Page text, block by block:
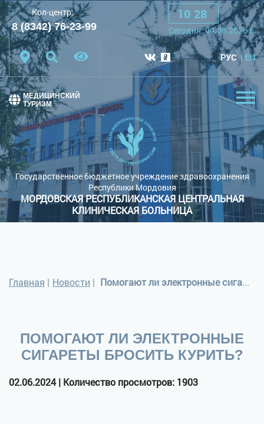
Шрифт: A A A
Цветовая схема: Черная схема
Обычный сайт
Кол-центр:
8 (8342) 76-23-99
10 28
Cегодня:09.08.2026г.
РУС EN
Государственное бюджетное учреждение здравоохранения
Республики Мордовия
МОРДОВСКАЯ РЕСПУБЛИКАНСКАЯ ЦЕНТРАЛЬНАЯ
КЛИНИЧЕСКАЯ БОЛЬНИЦА
МЕДИЦИНСКИЙ
ТУРИЗМ
Главная | Новости | Помогают ли электронные сигареты бросить курить?
ПОМОГАЮТ ЛИ ЭЛЕКТРОННЫЕ
СИГАРЕТЫ БРОСИТЬ КУРИТЬ?
02.06.2024 | Количество просмотров: 1903